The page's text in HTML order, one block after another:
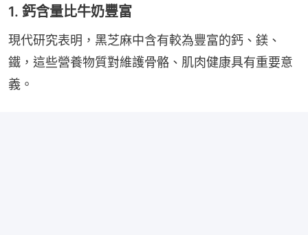
1. 鈣含量比牛奶豐富
現代研究表明，黑芝麻中含有較為豐富的鈣、鎂、
鐵，這些營養物質對維護骨骼、肌肉健康具有重要意
義。